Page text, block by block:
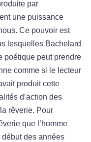
par
une puissance
Ce pouvoir est
lesquelles Bachelard
poétique peut prendre
comme si le lecteur
produit cette
d’action des
rêverie. Pour
que l’homme
des années